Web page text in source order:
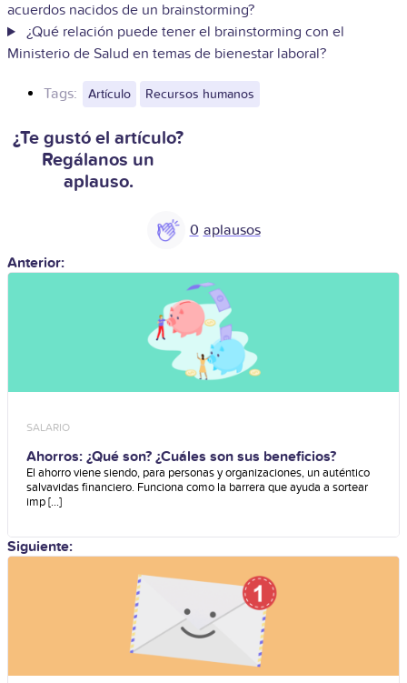
acuerdos nacidos de un brainstorming?
¿Qué relación puede tener el brainstorming con el
Ministerio de Salud en temas de bienestar laboral?
Tags: Artículo Recursos humanos
¿Te gustó el artículo?
Regálanos un
aplauso.
0
Anterior:
SALARIO
Ahorros: ¿Qué son? ¿Cuáles son sus beneficios?
El ahorro viene siendo, para personas y organizaciones, un auténtico
salvavidas financiero. Funciona como la barrera que ayuda a sortear
imp [...]
Siguiente: